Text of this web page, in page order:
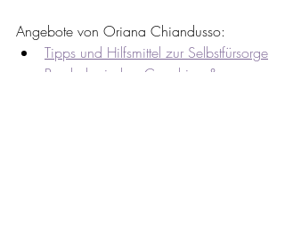
Angebote von Oriana Chiandusso:
Tipps und Hilfsmittel zur Selbstfürsorge
Psychologisches Coaching &